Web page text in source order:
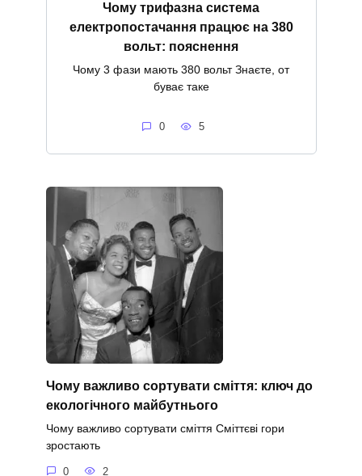
Чому трифазна система
електропостачання працює на 380
вольт: пояснення
Чому 3 фази мають 380 вольт Знаєте, от
буває таке
0 5
Чому важливо сортувати сміття: ключ до
екологічного майбутнього
Чому важливо сортувати сміття Сміттєві гори
зростають
0 2